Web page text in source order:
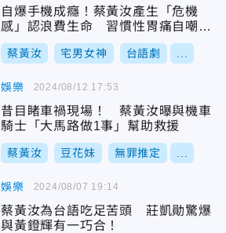
自爆手機成癮！蔡黃汝產生「危機
感」認浪費生命 習慣性胃痛自嘲藥
罐子
蔡黃汝 宅男女神 台語劇
娛樂
昔目睹車禍現場！ 蔡黃汝曝與機車
騎士「大馬路做1事」幫助救援
蔡黃汝 豆花妹 無罪推定
2024/08/12 17:53
娛樂
蔡黃汝為台語吃足苦頭 莊凱勛驚爆
與黃鐙輝有一巧合！
2024/08/07 19:14